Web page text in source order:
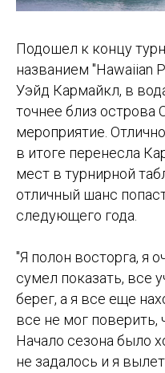
Подошел к концу
названием "Hawaiian
Уэйд Кармайкл, в
точнее близ острова
мероприятие.
в итоге перенесла
мест в турнирной
отличный шанс
следующего года.
"Я полон восторга, я
сумел показать, все
берег, а я все еще
все не мог поверить,
Начало сезона было
не задалось и я